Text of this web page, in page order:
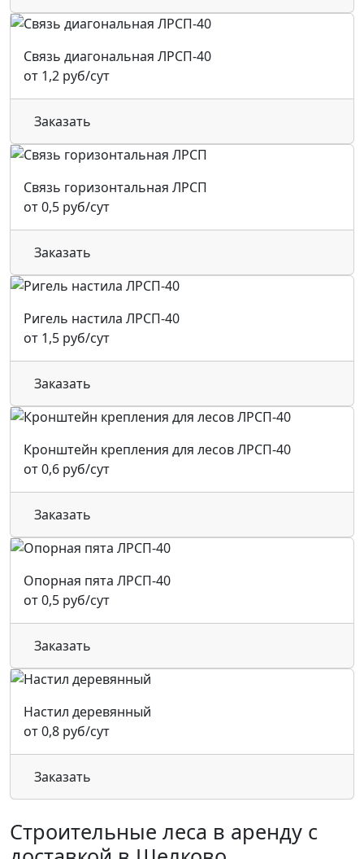
Связь диагональная ЛРСП-40
от 1,2 руб/сут
Заказать
Связь горизонтальная ЛРСП
от 0,5 руб/сут
Заказать
Ригель настила ЛРСП-40
от 1,5 руб/сут
Заказать
Кронштейн крепления для лесов ЛРСП-40
от 0,6 руб/сут
Заказать
Опорная пята ЛРСП-40
от 0,5 руб/сут
Заказать
Настил деревянный
от 0,8 руб/сут
Заказать
Строительные леса в аренду с